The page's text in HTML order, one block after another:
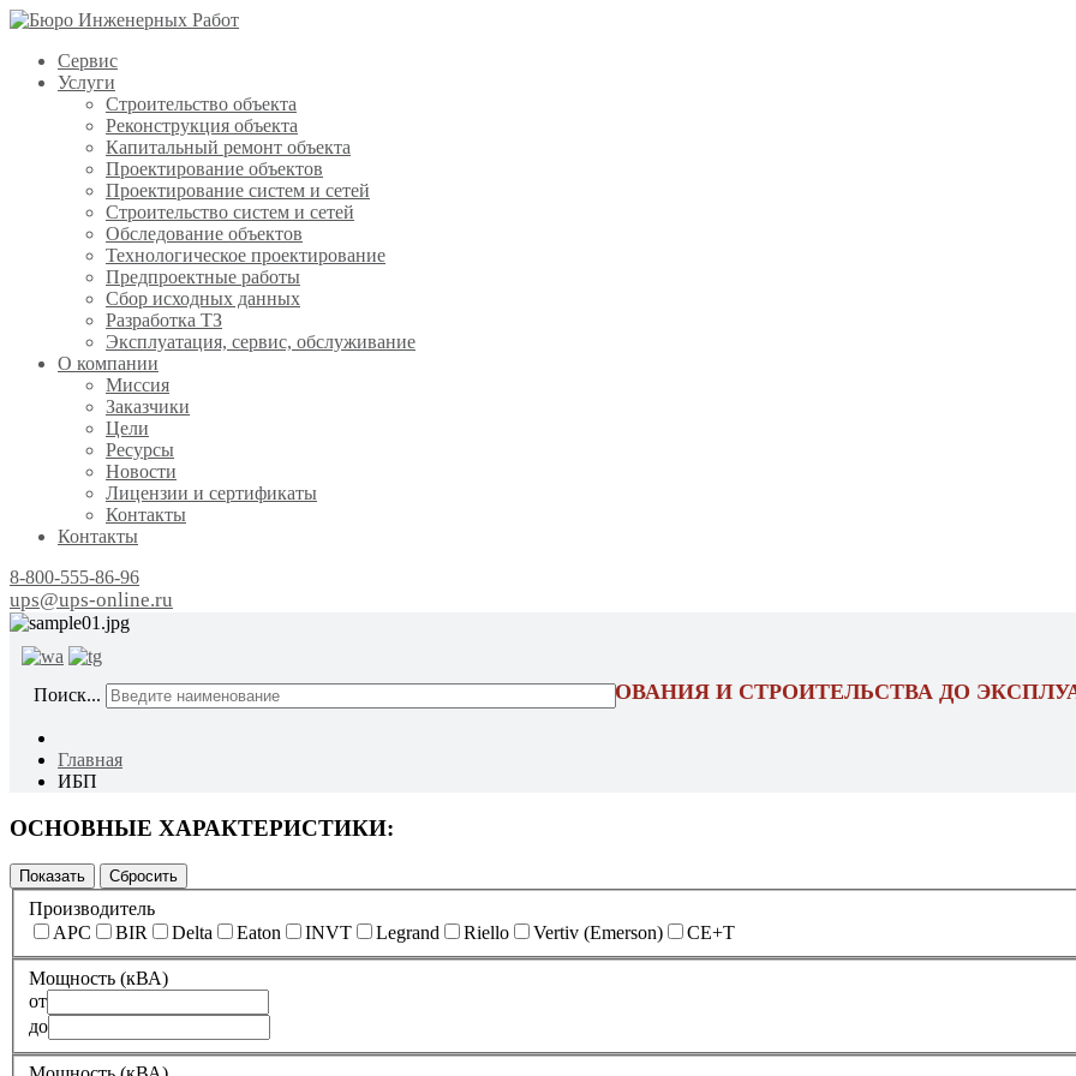
Сервис
Услуги
Строительство объекта
Реконструкция объекта
Капитальный ремонт объекта
Проектирование объектов
Проектирование систем и сетей
Строительство систем и сетей
Обследование объектов
Технологическое проектирование
Предпроектные работы
Сбор исходных данных
Разработка ТЗ
Эксплуатация, сервис, обслуживание
О компании
Миссия
Заказчики
Цели
Ресурсы
Новости
Лицензии и сертификаты
Контакты
Контакты
8-800-555-86-96
ups@ups-online.ru
ОТ ПРОЕКТИРОВАНИЯ И СТРОИТЕЛЬСТВА ДО
Поиск...
Главная
ИБП
ОСНОВНЫЕ ХАРАКТЕРИСТИКИ:
Производитель
APC
BIR Delta Eaton INVT Legrand Riello Vertiv (Emerson) CE+T
Мощность (кВА)
от
до